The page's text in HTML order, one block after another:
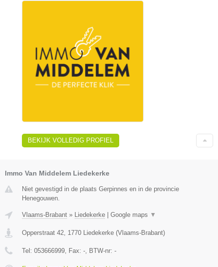
BEKIJK VOLLEDIG PROFIEL
Immo Van Middelem Liedekerke
Niet gevestigd in de plaats Gerpinnes en in de provincie
Henegouwen.
Vlaams-Brabant » Liedekerke Google maps ▼
Opperstraat 42 1770 Liedekerke (Vlaams-Brabant)
Tel: 053666999 , Fax: - , BTW-nr: -